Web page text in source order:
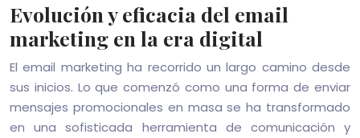
Evolución y eficacia del email
marketing en la era digital
El email marketing ha recorrido un largo camino desde
sus inicios. Lo que comenzó como una forma de enviar
mensajes promocionales en masa se ha transformado
en una sofisticada herramienta de comunicación y